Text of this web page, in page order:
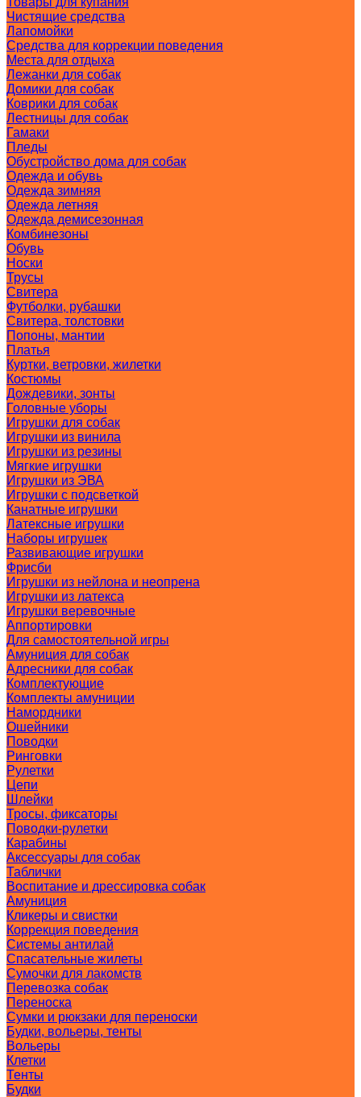
Чистящие средства
Лапомойки
Средства для коррекции поведения
Места для отдыха
Лежанки для собак
Домики для собак
Коврики для собак
Лестницы для собак
Гамаки
Пледы
Обустройство дома для собак
Одежда и обувь
Одежда зимняя
Одежда летняя
Одежда демисезонная
Комбинезоны
Обувь
Носки
Трусы
Свитера
Футболки, рубашки
Свитера, толстовки
Попоны, мантии
Платья
Куртки, ветровки, жилетки
Костюмы
Дождевики, зонты
Головные уборы
Игрушки для собак
Игрушки из винила
Игрушки из резины
Мягкие игрушки
Игрушки из ЭВА
Игрушки с подсветкой
Канатные игрушки
Латексные игрушки
Наборы игрушек
Развивающие игрушки
Фрисби
Игрушки из нейлона и неопрена
Игрушки из латекса
Игрушки веревочные
Аппортировки
Для самостоятельной игры
Амуниция для собак
Адресники для собак
Комплектующие
Комплекты амуниции
Намордники
Ошейники
Поводки
Ринговки
Рулетки
Цепи
Шлейки
Тросы, фиксаторы
Поводки-рулетки
Карабины
Аксессуары для собак
Таблички
Воспитание и дрессировка собак
Амуниция
Кликеры и свистки
Коррекция поведения
Системы антилай
Спасательные жилеты
Сумочки для лакомств
Перевозка собак
Переноска
Сумки и рюкзаки для переноски
Будки, вольеры, тенты
Вольеры
Клетки
Тенты
Будки